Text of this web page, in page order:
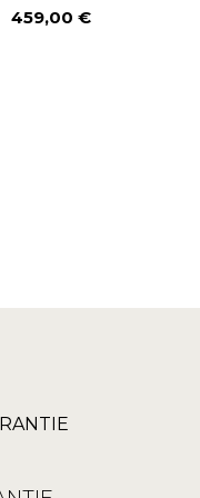
Prix
459,00 €